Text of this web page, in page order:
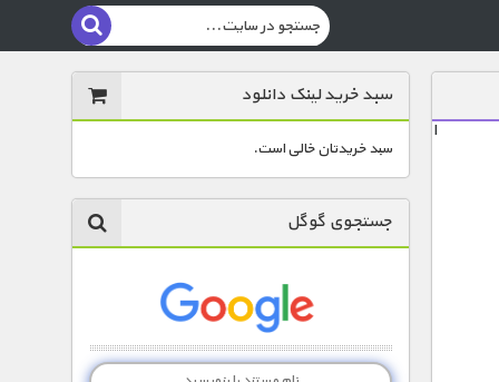
ا
سبد خرید لینک دانلود
سبد خریدتان خالی است.
جستجوی گوگل